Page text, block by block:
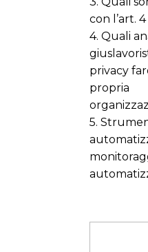
con l’art. 4
4. Quali
privacy
propria
5.